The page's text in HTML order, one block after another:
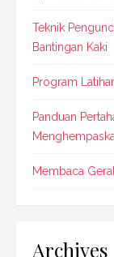
Teknik
Bantingan Kaki
Program
Panduan
Membaca
Archives